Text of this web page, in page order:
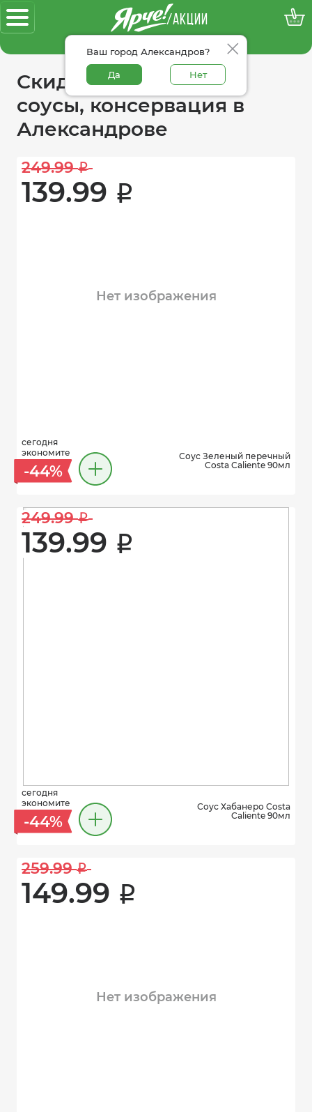
/АКЦИИ
Ваш город Александров?
Да Нет
100% достоверные акции
Скидки в категории
соусы, консервация в
Александрове
249.99 i
139.99 i
Нет изображения
сегодня
экономите
-44%
Соус Зеленый перечный
Costa Caliente 90мл
249.99 i
139.99 i
сегодня
экономите
-44%
Соус Хабанеро Costa
Caliente 90мл
259.99 i
149.99 i
Нет изображения